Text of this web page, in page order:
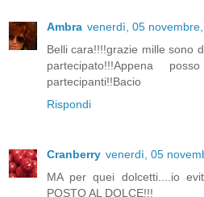
Ambra venerdì, 05
Belli cara!!!!grazie mille sono
partecipato!!!Appena
partecipanti!!Bacio
Rispondi
Cranberry venerdì, 05
MA per quei dolcetti....io
POSTO AL DOLCE!!!